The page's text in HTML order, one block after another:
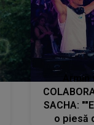
SACHA:
o piesă